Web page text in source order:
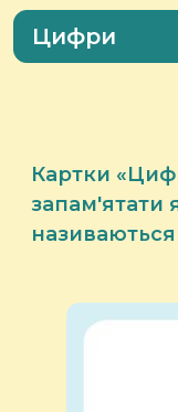
Цифри
Картки
запам'ятати